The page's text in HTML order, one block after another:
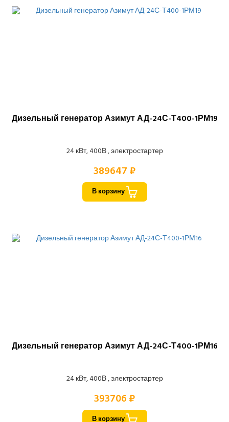
Дизельный генератор Азимут АД-24С-Т400-1РМ19
24 кВт, 400В , электростартер
389647 ₽
В корзину
Дизельный генератор Азимут АД-24С-Т400-1РМ16
24 кВт, 400В , электростартер
393706 ₽
В корзину